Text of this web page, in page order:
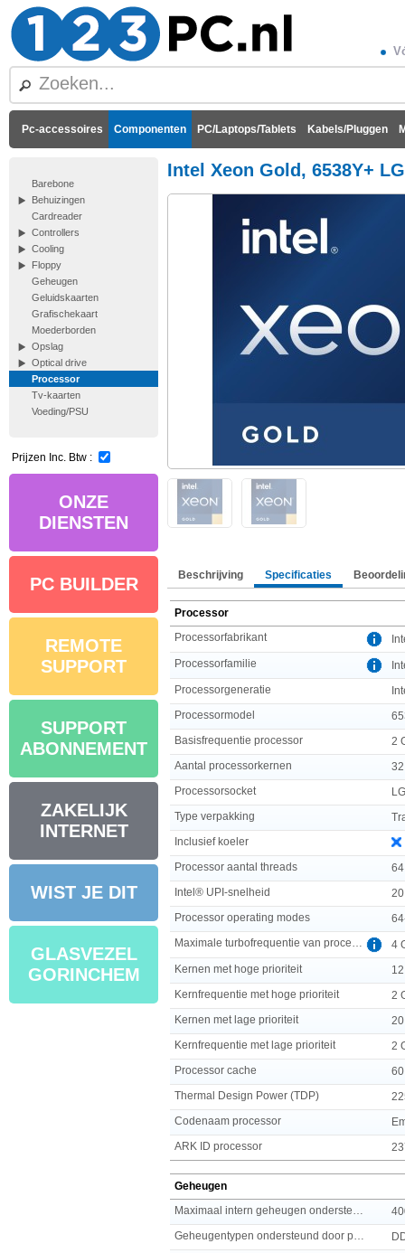
Pc-accessoires Componenten PC/Laptops/Tablets Kabels/Pluggen
Barebone
Behuizingen
Cardreader
Controllers
Cooling
Floppy
Geheugen
Geluidskaarten
Grafischekaart
Moederborden
Opslag
Optical drive
Processor
Tv-kaarten
Voeding/PSU
Prijzen Inc. Btw :
ONZE
DIENSTEN
PC BUILDER
REMOTE
SUPPORT
SUPPORT
ABONNEMENT
ZAKELIJK
INTERNET
WIST JE DIT
GLASVEZEL
GORINCHEM
Intel Xeon Gold, 6538Y+
Beschrijving Specificaties
Processor
Processorfabrikant
Processorfamilie
Processorgeneratie
Processormodel
Basisfrequentie processor
2
Aantal processorkernen
32
Processorsocket
Type verpakking
Inclusief koeler
Processor aantal threads
64
Intel® UPI-snelheid
Processor operating modes
4
Kernen met hoge prioriteit
12
Kernfrequentie met hoge prioriteit
2
Kernen met lage prioriteit
20
Kernfrequentie met lage prioriteit
2
Processor cache
Thermal Design Power (TDP)
Codenaam processor
ARK ID processor
Geheugen